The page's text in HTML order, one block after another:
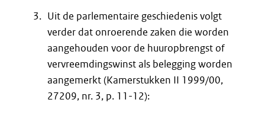
Uit de parlementaire geschiedenis volgt
verder dat onroerende zaken die worden
aangehouden voor de huuropbrengst of
vervreemdingswinst als belegging worden
aangemerkt (Kamerstukken II 1999/00,
27209, nr. 3, p. 11-12):